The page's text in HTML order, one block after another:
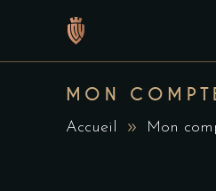
MON
Accueil Mon